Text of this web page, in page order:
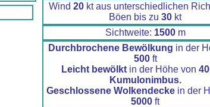
Wind 20kt aus unterschiedlichen
Böen bis zu 30 kt
Sichtweite: 1500m
Durchbrochene Bewölkung in der
500ft
Leicht bewölktin der Höhe von
Kumulonimbus.
Geschlossene Wolkendeckein der
5000 ft